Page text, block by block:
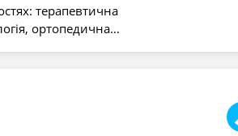
терапевтична
ортопедична…